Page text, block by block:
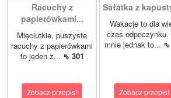
Racuchy z
papierówkami...
Mięciutkie, puszyste
racuchy z papierówkami
to jeden z... ⇖ 301
Zobacz przepis!
Sałatka z
Wakacje to dla
czas odpoczynku.
mnie jednak to... ⇖
Zobacz przepis!